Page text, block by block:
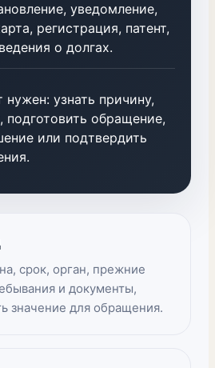
уведомление,
регистрация, патент,
о долгах.
нужен: узнать причину,
подготовить обращение,
или подтвердить
срок, орган, прежние
и документы,
значение для обращения.